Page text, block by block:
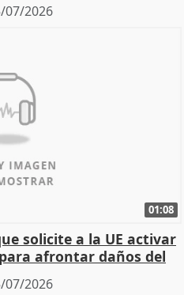
07/2026
01:08
solicite a la UE activar
afrontar daños del
07/2026